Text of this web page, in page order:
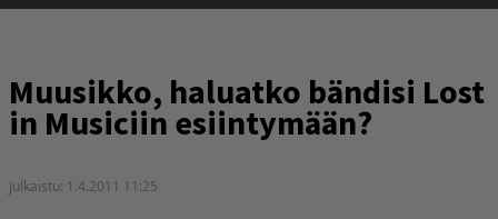
Muusikko, haluatko bändisi Lost
in Musiciin esiintymään?
Julkaistu: 1.4.2011 11:25